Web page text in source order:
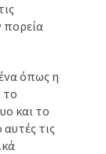
πορεία
όπως η
το
και το
τις